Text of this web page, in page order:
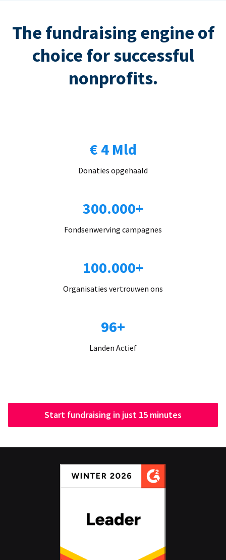
The fundraising engine of
choice for successful
nonprofits.
€ 4 Mld
Donaties opgehaald
300.000+
Fondsenwerving campagnes
100.000+
Organisaties vertrouwen ons
96+
Landen Actief
Start fundraising in just 15 minutes